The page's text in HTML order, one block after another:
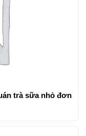
trà sữa nhỏ đơn